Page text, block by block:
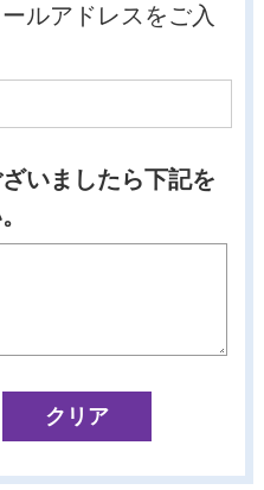
ルアドレスをご入
いましたら下記を